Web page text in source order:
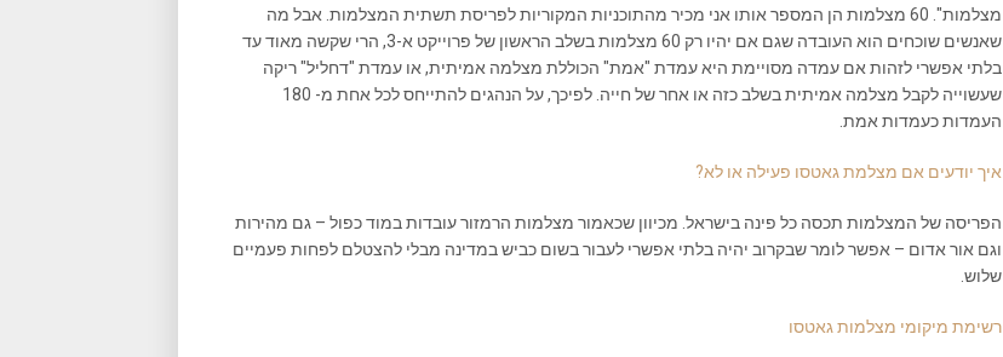
מצלמות". 60 מצלמות הן המספר אותו אני מכיר מהתוכניות המקוריות לפריסת תשתית המצלמות. אבל מה
שאנשים שוכחים הוא העובדה שגם אם יהיו רק 60 מצלמות בשלב הראשון של פרוייקט א-3, הרי שקשה מאוד עד
בלתי אפשרי לזהות אם עמדה מסויימת היא עמדת "אמת" הכוללת מצלמה אמיתית, או עמדת "דחליל" ריקה
שעשוייה לקבל מצלמה אמיתית בשלב כזה או אחר של חייה. לפיכך, על הנהגים להתייחס לכל אחת מ- 180
העמדות כעמדות אמת.
איך יודעים אם מצלמת גאטסו פעילה או לא?
הפריסה של המצלמות תכסה כל פינה בישראל. מכיוון שכאמור מצלמות הרמזור עובדות במוד כפול – גם מהירות
וגם אור אדום – אפשר לומר שבקרוב יהיה בלתי אפשרי לעבור בשום כביש במדינה מבלי להצטלם לפחות פעמיים
שלוש.
רשימת מיקומי מצלמות גאטסו